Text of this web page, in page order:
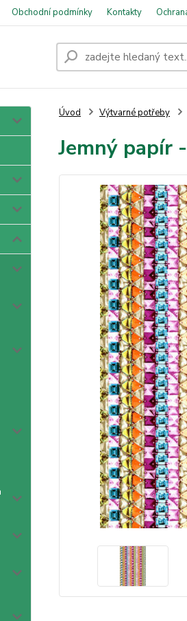
Obchodní podmínky Kontakty
Úvod Výtvarné potřeby
Jemný papír